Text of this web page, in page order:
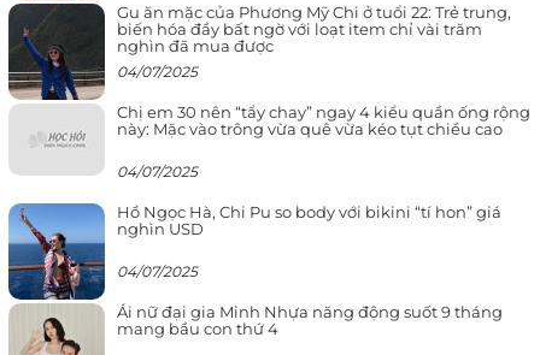
Gu ăn mặc của Phương Mỹ Chi ở tuổi 22: Trẻ trung,
biến hóa đầy bất ngờ với loạt item chỉ vài trăm
nghìn đã mua được
04/07/2025
Chị em 30 nên “tẩy chay” ngay 4 kiểu quần ống rộng
này: Mặc vào trông vừa quê vừa kéo tụt chiều cao
04/07/2025
Hồ Ngọc Hà, Chi Pu so body với bikini “tí hon” giá
nghìn USD
04/07/2025
Ái nữ đại gia Minh Nhựa năng động suốt 9 tháng
mang bầu con thứ 4